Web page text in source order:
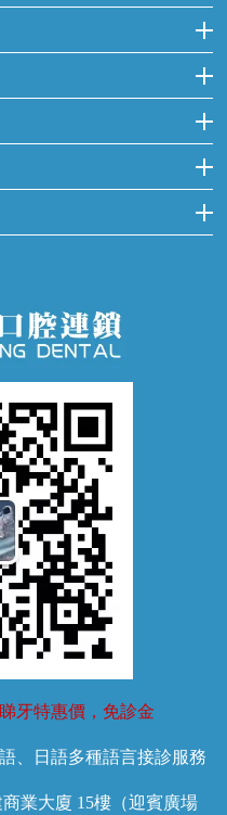
牙特惠價，免診金
、日語多種語言接診服務
業大廈 15樓（迎賓廣場